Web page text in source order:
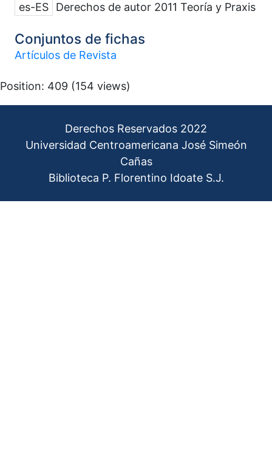
es-ES Derechos de autor 2011 Teoría y Praxis
Conjuntos de fichas
Artículos de Revista
Position: 409 (154 views)
Derechos Reservados 2022
Universidad Centroamericana José Simeón
Cañas
Biblioteca P. Florentino Idoate S.J.